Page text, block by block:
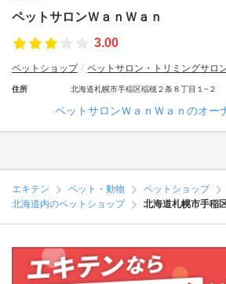
ペットサロンＷａｎＷａｎ
3.00
ペットショップ ペットサロン・トリミングサロ
住所 北海道札幌市手稲区稲穂２条８丁目１−２
ペットサロンＷａｎＷａｎのオー
エキテン ペット・動物
ペットショップ
北海道内のペットショップ
北海道札幌市手稲